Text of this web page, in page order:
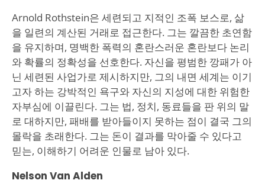
Arnold Rothstein은 세련되고 지적인 조폭 보스로, 삶
을 일련의 계산된 거래로 접근한다. 그는 깔끔한 초연함
을 유지하며, 명백한 폭력의 혼란스러운 혼란보다 논리
와 확률의 정확성을 선호한다. 자신을 평범한 깡패가 아
닌 세련된 사업가로 제시하지만, 그의 내면 세계는 이기
고자 하는 강박적인 욕구와 자신의 지성에 대한 위험한
자부심에 이끌린다. 그는 법, 정치, 동료들을 판 위의 말
로 대하지만, 패배를 받아들이지 못하는 점이 결국 그의
몰락을 초래한다. 그는 돈이 결과를 막아줄 수 있다고
믿는, 이해하기 어려운 인물로 남아 있다.
Nelson Van Alden